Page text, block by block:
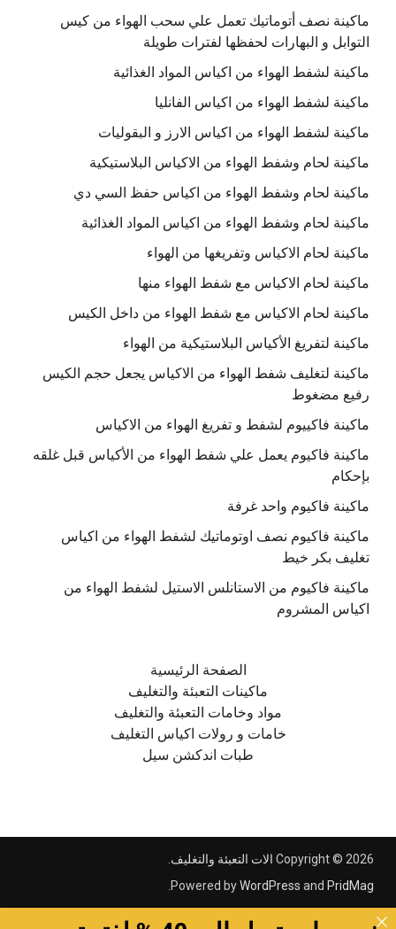
ماكينة نصف أتوماتيك تعمل علي سحب الهواء من كيس
التوابل و البهارات لحفظها لفترات طويلة
ماكينة لشفط الهواء من اكياس المواد الغذائية
ماكينة لشفط الهواء من اكياس الفانليا
ماكينة لشفط الهواء من اكياس الارز و البقوليات
ماكينة لحام وشفط الهواء من الاكياس البلاستيكية
ماكينة لحام وشفط الهواء من اكياس حفظ السي دي
ماكينة لحام وشفط الهواء من اكياس المواد الغذائية
ماكينة لحام الاكياس وتفريغها من الهواء
ماكينة لحام الاكياس مع شفط الهواء منها
ماكينة لحام الاكياس مع شفط الهواء من داخل الكيس
ماكينة لتفريغ الأكياس البلاستيكية من الهواء
ماكينة لتغليف شفط الهواء من الاكياس يجعل حجم الكيس
رفيع مضغوط
ماكينة فاكييوم لشفط و تفريغ الهواء من الاكياس
ماكينة فاكيوم يعمل علي شفط الهواء من الأكياس قبل غلقه
بإحكام
ماكينة فاكيوم واحد غرفة
ماكينة فاكيوم نصف اوتوماتيك لشفط الهواء من اكياس
تغليف بكر خيط
ماكينة فاكيوم من الاستانلس الاستيل لشفط الهواء من
اكياس المشروم
الصفحة الرئيسية
ماكينات التعبئة والتغليف
مواد وخامات التعبئة والتغليف
خامات و رولات اكياس التغليف
طبات اندكشن سيل
Copyright © 2026 الات التعبئة والتغليف
Powered byWordPress and PridMag